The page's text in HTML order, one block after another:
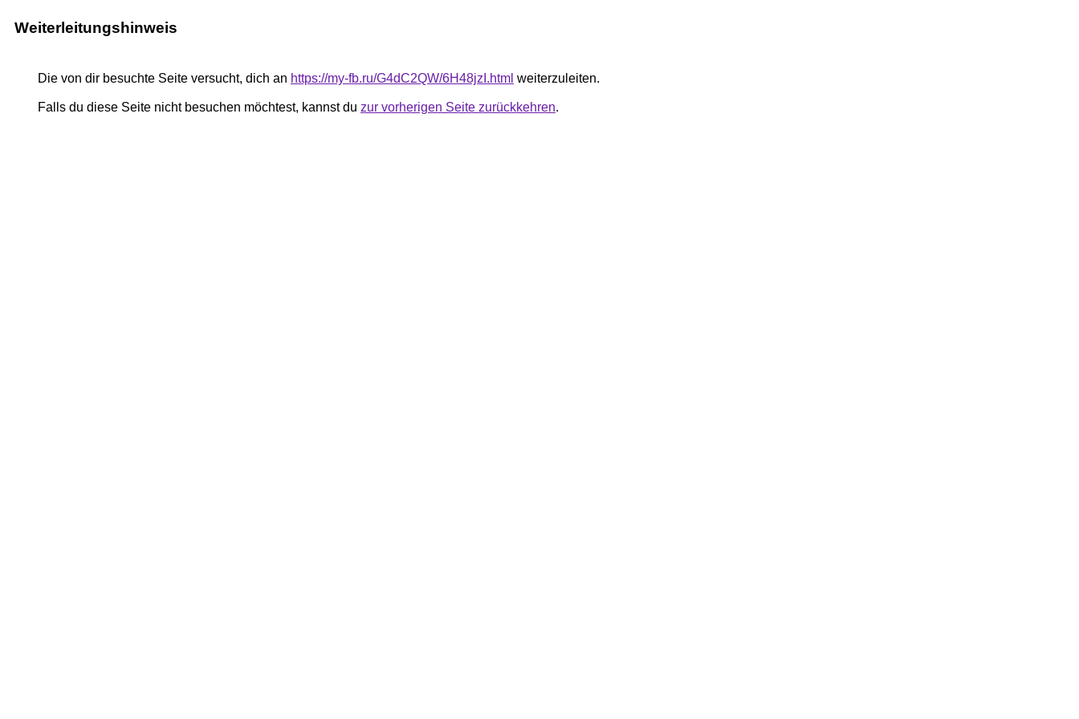
Weiterleitungshinweis
Die von dir besuchte Seite versucht, dich an https://my-fb.ru/G4dC2QW/6H48jzI.html weiterzuleiten.
Falls du diese Seite nicht besuchen möchtest, kannst du zur vorherigen Seite zurückkehren.